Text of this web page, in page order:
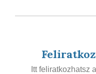
Itt feliratkozhatsz